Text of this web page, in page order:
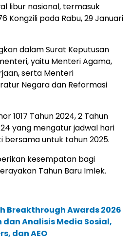
libur nasional, termasuk
Kongzili pada Rabu, 29 Januari
dalam Surat Keputusan
yaitu Menteri Agama,
serta Menteri
Negara dan Reformasi
1017 Tahun 2024, 2 Tahun
yang mengatur jadwal hari
bersama untuk tahun 2025.
kesempatan bagi
Tahun Baru Imlek.
Breakthrough Awards 2026
Analisis Media Sosial,
dan AEO